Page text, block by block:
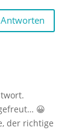
Antworten
😀
der richtige